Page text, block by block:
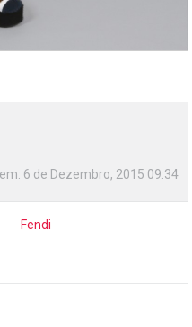
6 de Dezembro, 2015 09:34
Fendi